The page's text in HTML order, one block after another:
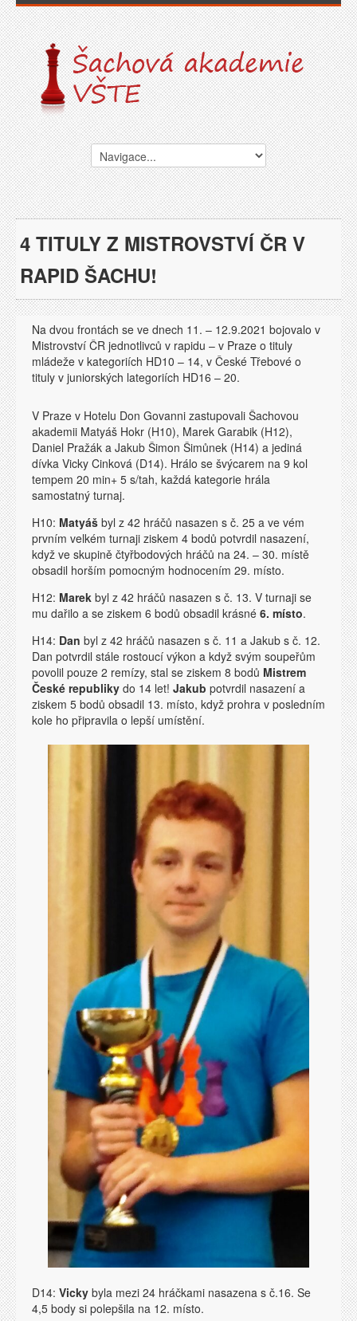
4 TITULY Z MISTROVSTVÍ ČR V
RAPID ŠACHU!
Na dvou frontách se ve dnech 11. – 12.9.2021 bojovalo v
Mistrovství ČR jednotlivců v rapidu – v Praze o tituly
mládeže v kategoriích HD10 – 14, v České Třebové o
tituly v juniorských lategoriích HD16 – 20.
V Praze v Hotelu Don Govanni zastupovali Šachovou
akademii Matyáš Hokr (H10), Marek Garabik (H12),
Daniel Pražák a Jakub Šimon Šimůnek (H14) a jediná
dívka Vicky Cinková (D14). Hrálo se švýcarem na 9 kol
tempem 20 min+ 5 s/tah, každá kategorie hrála
samostatný turnaj.
H10: Matyáš byl z 42 hráčů nasazen s č. 25 a ve vém
prvním velkém turnaji ziskem 4 bodů potvrdil nasazení,
když ve skupině čtyřbodových hráčů na 24. – 30. místě
obsadil horším pomocným hodnocením 29. místo.
H12: Marek byl z 42 hráčů nasazen s č. 13. V turnaji se
mu dařilo a se ziskem 6 bodů obsadil krásné 6. místo.
H14: Dan byl z 42 hráčů nasazen s č. 11 a Jakub s č. 12.
Dan potvrdil stále rostoucí výkon a když svým soupeřům
povolil pouze 2 remízy, stal se ziskem 8 bodů Mistrem
České republiky do 14 let! Jakub potvrdil nasazení a
ziskem 5 bodů obsadil 13. místo, když prohra v posledním
kole ho připravila o lepší umístění.
D14: Vicky byla mezi 24 hráčkami nasazena s č.16. Se
4,5 body si polepšila na 12. místo.